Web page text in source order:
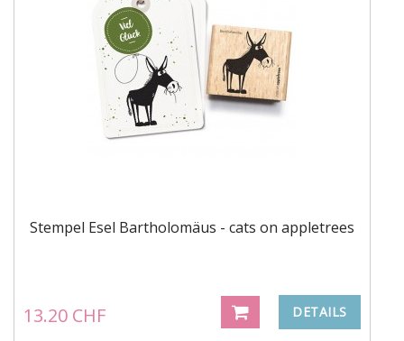
Stempel Esel Bartholomäus - cats on appletrees
13.20 CHF DETAILS